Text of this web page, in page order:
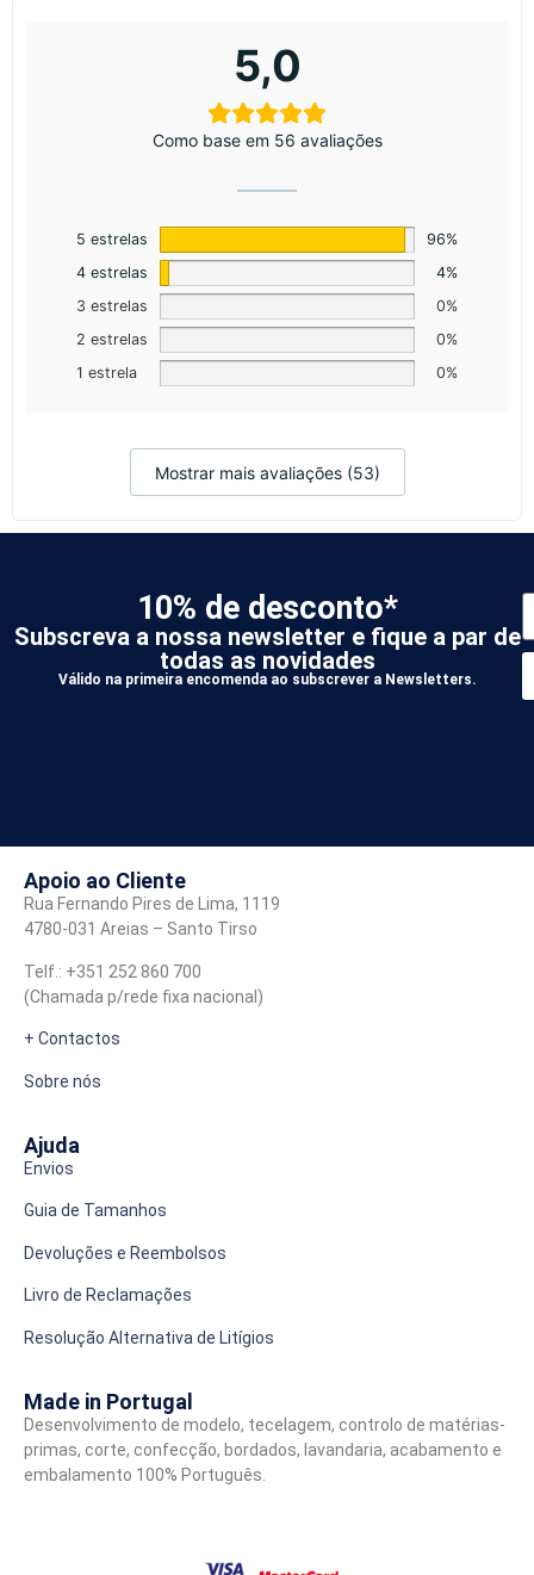
5,0
Como base em 56 avaliações
5 estrelas
96%
4 estrelas
4%
3 estrelas
0%
2 estrelas
0%
1 estrela
0%
Mostrar mais avaliações (53)
10% de desconto*
Subscreva a nossa newsletter e fique a par de
todas as novidades
Válido na primeira encomenda ao subscrever a Newsletters.
Apoio ao Cliente
Rua Fernando Pires de Lima, 1119
4780-031 Areias – Santo Tirso
Telf.: +351 252 860 700
(Chamada p/rede fixa nacional)
+ Contactos
Sobre nós
Ajuda
Envios
Guia de Tamanhos
Devoluções e Reembolsos
Livro de Reclamações
Resolução Alternativa de Litígios
Made in Portugal
Desenvolvimento de modelo, tecelagem, controlo de matérias-
primas, corte, confecção, bordados, lavandaria, acabamento e
embalamento 100% Português.